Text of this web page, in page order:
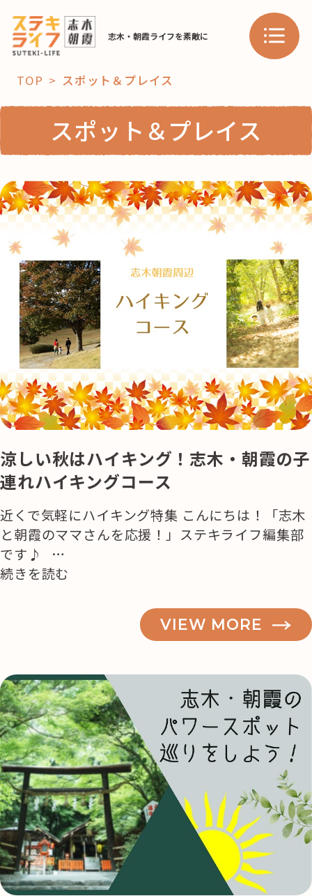
志木・朝霞ライフを素敵に
「コト」
子育て
暮らし
おすすめ
スポット 学び・教育
「場」
HAREL HAREL
活用事例
「モノ」
fleXe リノベ事例
「ひと」
協賛・協力店
コーディネーター紹介
これからの暮らし 住み替え相談
記事検索
TOP スポット＆プレイス
スポット＆プレイス
涼しい秋はハイキング！志木・朝霞の子
連れハイキングコース
近くで気軽にハイキング特集 こんにちは！「志木
と朝霞のママさんを応援！」ステキライフ編集部
です♪ …
“涼
ハ
イ
キ
ン
グ！
志
木・
朝
霞
の
子
連
続きを読む
VIEW MORE